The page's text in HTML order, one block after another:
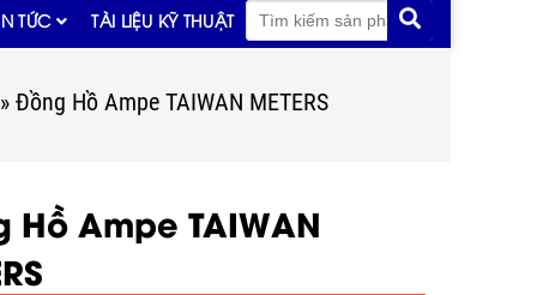
TỨC TÀI LIỆU KỸ THUẬT
» Đồng Hồ Ampe TAIWAN METERS
Hồ Ampe TAIWAN